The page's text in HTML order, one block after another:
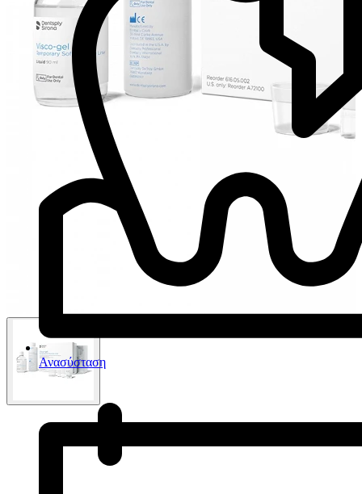
Ανασύσταση